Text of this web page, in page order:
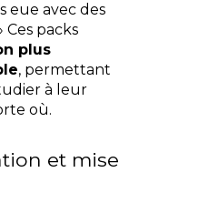
eue avec des
Ces packs
plus
, permettant
à leur
où.
et mise